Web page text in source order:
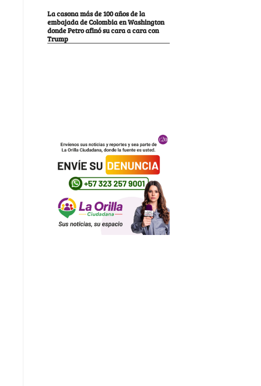
La casona más de 100 años de la
embajada de Colombia en Washington
donde Petro afinó su cara a cara con
Trump